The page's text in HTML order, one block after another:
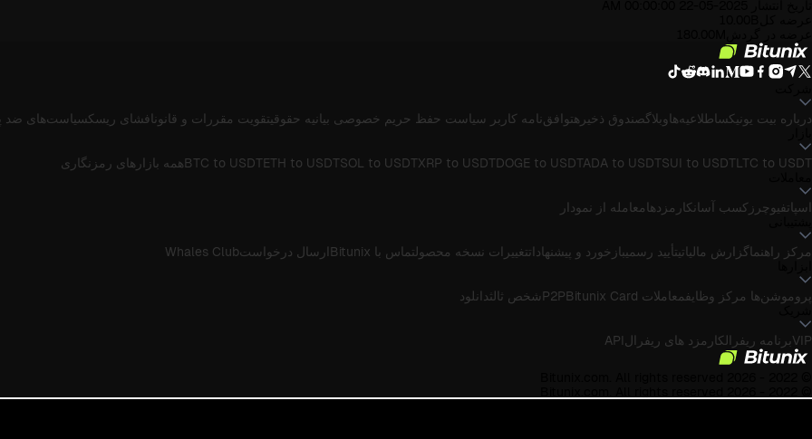
درباره بیت یونیکساطلاعیه‌هاوبلاگصندوق ذخیرهتوافق‌نامه کاربر سیاست حفظ حریم خصوصی بیانیه حقوقیتقویت مقررات و قانونافشای ریسکسیاست‌های ضد
BTC to USDTETH to USDTSOL to USDTXRP to USDTDOGE to USDTADA to USDTSUI to USDTLTC to USDT
همه بازارهای رمزنگاری
اسپاتفیوچرز کسب آسانکارمزدهامعامله از نمودار
مرکز راهنماگزارش مالیاتیتأیید رسمیبازخورد و پیشنهاداتتغییرات نسخه محصولتماس با Bitunix ارسال درخواستWhales Club
پروموشن‌ها مرکز وظایفمعاملات P2P Bitunix Card شخص ثالثدانلود
VIPبرنامه ریفرالکارمزد های ریفرالAPI